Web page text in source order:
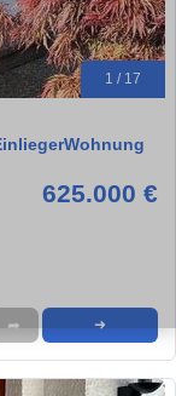
1 / 17
625.000 €
➦ ➜